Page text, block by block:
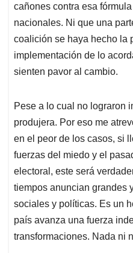
cañones contra esa
nacionales. Ni que una
coalición se haya hecho la
implementación de lo
sienten pavor al cambio.
Pese a lo cual no lograron
produjera. Por eso me
en el peor de los casos, si
fuerzas del miedo y el
electoral, este será
tiempos anuncian grandes
sociales y políticas. Es un
país avanza una fuerza
transformaciones. Nada ni